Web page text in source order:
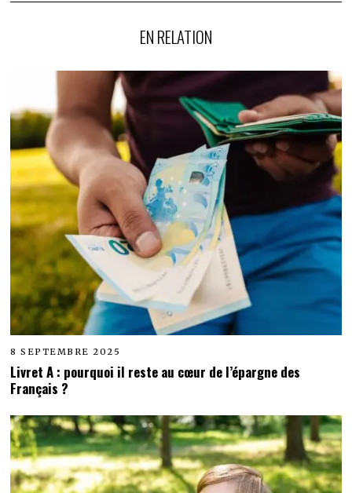
EN RELATION
8 SEPTEMBRE 2025
Livret A : pourquoi il reste au cœur de l’épargne des
Français ?